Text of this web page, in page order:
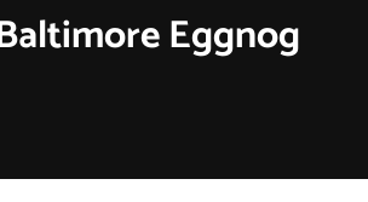
Eggnog